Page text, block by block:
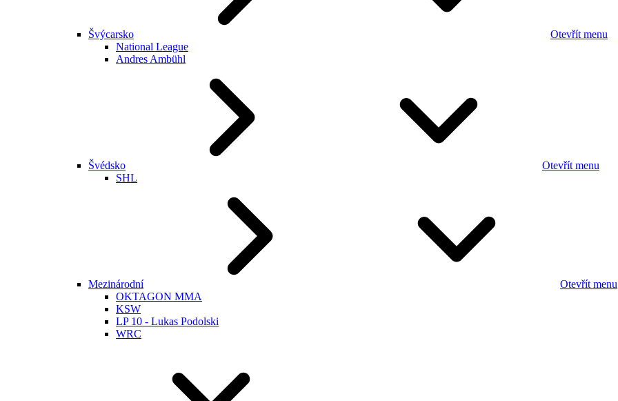
Švýcarsko
Otevřít menu
National League
Andres Ambühl
Švédsko
Otevřít menu
SHL
Mezinárodní
Otevřít menu
OKTAGON MMA
KSW
LP 10 - Lukas Podolski
WRC